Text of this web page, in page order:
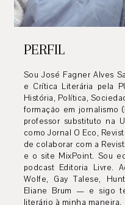
PERFIL
Sou José Fagner Alves
e Crítica Literária pela
História, Política,
formação em jornalismo
professor substituto na
como Jornal O Eco,
de colaborar com a
e o site MixPoint. Sou
podcast Editoria Livre.
Wolfe, Gay Talese,
Eliane Brum — e sigo
literário à minha maneira.